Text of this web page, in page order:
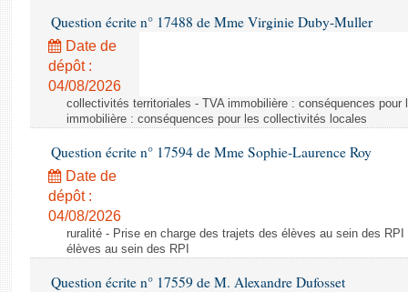
Question écrite n° 17488 de Mme Virginie Duby-Muller
Date de
dépôt :
04/08/2026
collectivités territoriales - TVA immobilière : conséquences
immobilière : conséquences pour les collectivités locales
Question écrite n° 17594 de Mme Sophie-Laurence Roy
Date de
dépôt :
04/08/2026
ruralité - Prise en charge des trajets des élèves au sein des
élèves au sein des RPI
Question écrite n° 17559 de M. Alexandre Dufosset